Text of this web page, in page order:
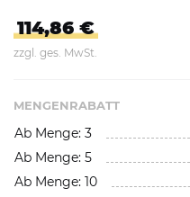
114,86 €
zzgl. ges. MwSt.
MENGENRABATT
Ab Menge: 3
Ab Menge: 5
Ab Menge: 10